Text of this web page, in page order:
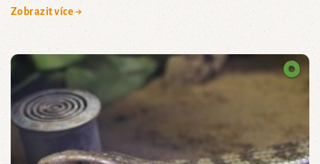
Zobrazit více →